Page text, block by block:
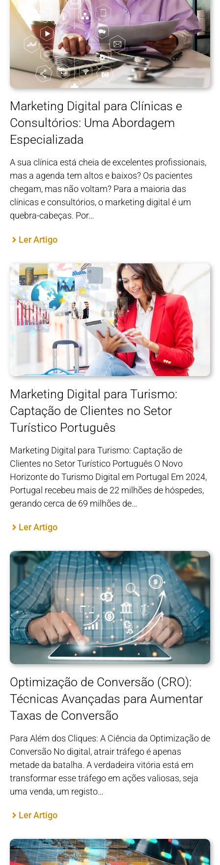
Marketing Digital para Clínicas e
Consultórios: Uma Abordagem
Especializada
A sua clínica está cheia de excelentes profissionais,
mas a agenda tem altos e baixos? Os pacientes
chegam, mas não voltam? Para a maioria das
clínicas e consultórios, o marketing digital é um
quebra-cabeças. Por…
Ler Artigo
Marketing Digital para Turismo:
Captação de Clientes no Setor
Turístico Português
Marketing Digital para Turismo: Captação de
Clientes no Setor Turístico Português O Novo
Horizonte do Turismo Digital em Portugal Em 2024,
Portugal recebeu mais de 22 milhões de hóspedes,
gerando cerca de 69 milhões de…
Ler Artigo
Optimização de Conversão (CRO):
Técnicas Avançadas para Aumentar
Taxas de Conversão
Para Além dos Cliques: A Ciência da Optimização de
Conversão No digital, atrair tráfego é apenas
metade da batalha. A verdadeira vitória está em
transformar esse tráfego em ações valiosas, seja
uma venda, um registo…
Ler Artigo